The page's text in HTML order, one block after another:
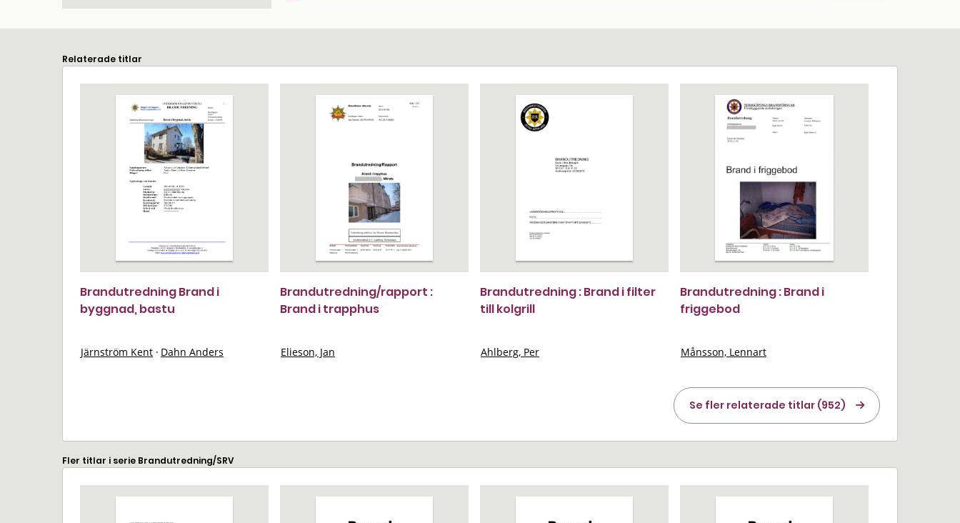
Relaterade titlar
Brandutredning Brand i
byggnad, bastu
Järnström Kent · Dahn Anders
Brandutredning/rapport :
Brand i trapphus
Elieson, Jan
Brandutredning : Brand i filter
till kolgrill
Ahlberg, Per
Brandutredning : Brand i
friggebod
Månsson, Lennart
Se fler relaterade titlar (952)
Fler titlar i serie Brandutredning/SRV